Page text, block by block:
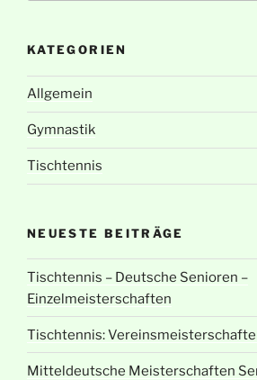
KATEGORIEN
Allgemein
Gymnastik
Tischtennis
NEUESTE BEITRÄGE
Tischtennis – Deutsche Senioren –
Einzelmeisterschaften
Tischtennis:
Mitteldeutsche Meisterschaften